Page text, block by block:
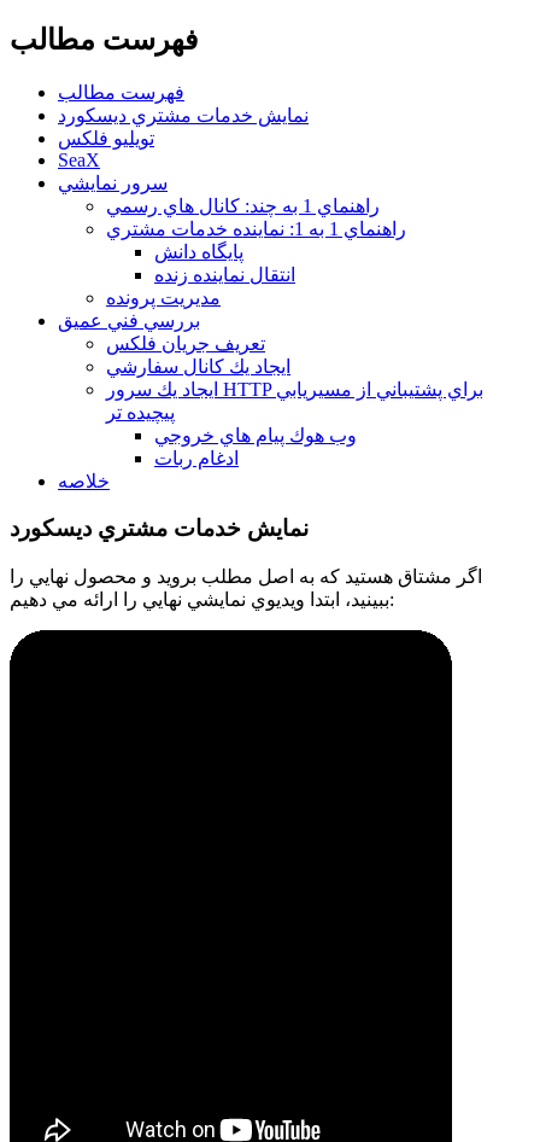
فهرست مطالب
فهرست مطالب
نمايش خدمات مشتري ديسكورد
تويليو فلكس
SeaX
سرور نمايشي
راهنماي 1 به چند: كانال هاي رسمي
راهنماي 1 به 1: نماينده خدمات مشتري
پايگاه دانش
انتقال نماينده زنده
مديريت پرونده
بررسي فني عميق
تعريف جريان فلكس
ايجاد يك كانال سفارشي
ايجاد يك سرور HTTP براي پشتيباني از مسيريابي
پيچيده تر
وب هوك پيام هاي خروجي
ادغام ربات
خلاصه
نمايش خدمات مشتري ديسكورد
اگر مشتاق هستيد كه به اصل مطلب برويد و محصول نهايي را
ببينيد، ابتدا ويديوي نمايشي نهايي را ارائه مي دهيم: